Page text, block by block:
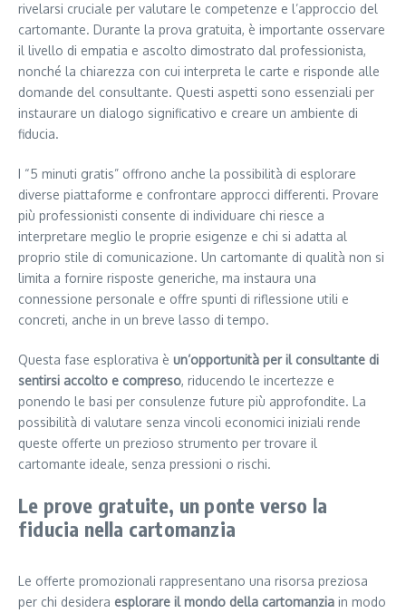
rivelarsi cruciale per valutare le competenze e l’approccio del
cartomante. Durante la prova gratuita, è importante osservare
il livello di empatia e ascolto dimostrato dal professionista,
nonché la chiarezza con cui interpreta le carte e risponde alle
domande del consultante. Questi aspetti sono essenziali per
instaurare un dialogo significativo e creare un ambiente di
fiducia.
I “5 minuti gratis” offrono anche la possibilità di esplorare
diverse piattaforme e confrontare approcci differenti. Provare
più professionisti consente di individuare chi riesce a
interpretare meglio le proprie esigenze e chi si adatta al
proprio stile di comunicazione. Un cartomante di qualità non si
limita a fornire risposte generiche, ma instaura una
connessione personale e offre spunti di riflessione utili e
concreti, anche in un breve lasso di tempo.
Questa fase esplorativa è un’opportunità per il consultante di
sentirsi accolto e compreso, riducendo le incertezze e
ponendo le basi per consulenze future più approfondite. La
possibilità di valutare senza vincoli economici iniziali rende
queste offerte un prezioso strumento per trovare il
cartomante ideale, senza pressioni o rischi.
Le prove gratuite, un ponte verso la
fiducia nella cartomanzia
Le offerte promozionali rappresentano una risorsa preziosa
per chi desidera esplorare il mondo della cartomanzia in modo